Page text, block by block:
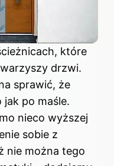
które
drzwi.
sprawić, że
jak po maśle.
nieco wyższej
sobie z
nie można tego